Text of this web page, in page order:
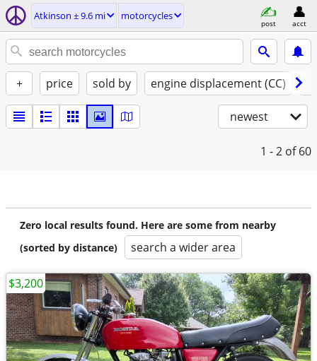
Atkinson ± 9.6 mi motorcycles
post acct
+ price sold by engine displacement (CC)
newest
1 - 2 of 60
Zero local results found. Here are some from nearby
(sorted by distance)
search a wider area
$3,200